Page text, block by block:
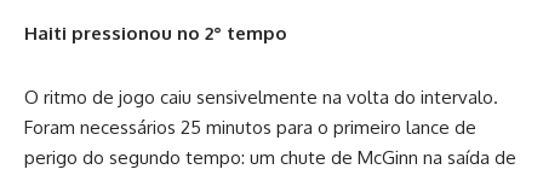
Haiti pressionou no 2° tempo
O ritmo de jogo caiu sensivelmente na volta do intervalo.
Foram necessários 25 minutos para o primeiro lance de
perigo do segundo tempo: um chute de McGinn na saída de